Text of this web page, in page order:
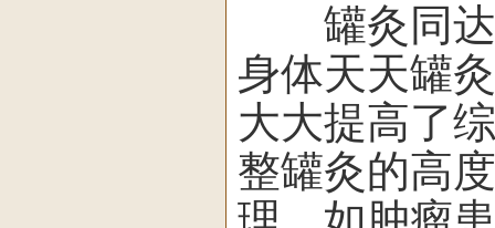
罐灸同达
身体天天罐
大大提高了
整罐灸的高